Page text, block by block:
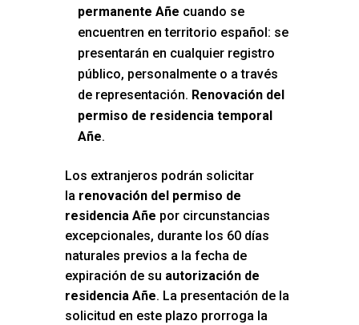
permanente Añe cuando se
encuentren en territorio español: se
presentarán en cualquier registro
público, personalmente o a través
de representación. Renovación del
permiso de residencia temporal
Añe.
Los extranjeros podrán solicitar
la renovación del permiso de
residencia Añe por circunstancias
excepcionales, durante los 60 días
naturales previos a la fecha de
expiración de su autorización de
residencia Añe. La presentación de la
solicitud en este plazo prorroga la